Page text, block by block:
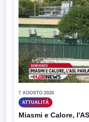
7 AGOSTO 2026
ATTUALITÀ
Miasmi e Calore,